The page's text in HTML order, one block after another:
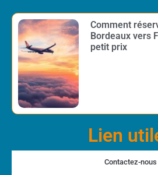
Comment
Bordeaux vers
petit prix
Lien
Contactez-nous